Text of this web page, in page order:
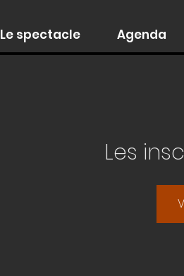
Le spectacle Agenda
Les